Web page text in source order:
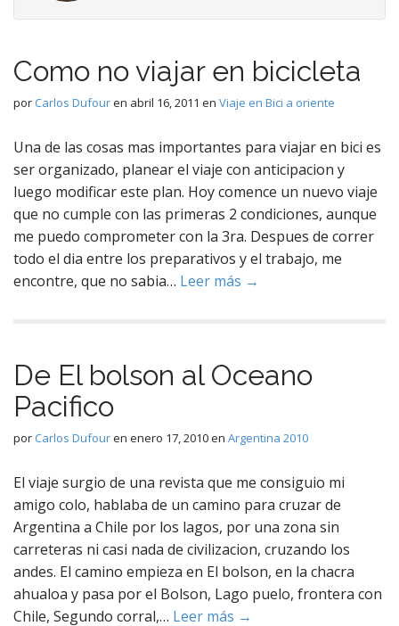
Como no viajar en bicicleta
por Carlos Dufouren abril 16, 2011 en Viaje en Bici a oriente
Una de las cosas mas importantes para viajar en bici es
ser organizado, planear el viaje con anticipacion y
luego modificar este plan. Hoy comence un nuevo viaje
que no cumple con las primeras 2 condiciones, aunque
me puedo comprometer con la 3ra. Despues de correr
todo el dia entre los preparativos y el trabajo, me
encontre, que no sabia… Leer más →
De El bolson al Oceano
Pacifico
por Carlos Dufouren enero 17, 2010en Argentina 2010
El viaje surgio de una revista que me consiguio mi
amigo colo, hablaba de un camino para cruzar de
Argentina a Chile por los lagos, por una zona sin
carreteras ni casi nada de civilizacion, cruzando los
andes. El camino empieza en El bolson, en la chacra
ahualoa y pasa por el Bolson, Lago puelo, frontera con
Chile, Segundo corral,… Leer más →